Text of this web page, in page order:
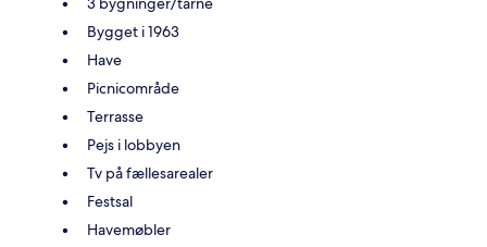
Bygget i 1963
Have
Picnicområde
Terrasse
Pejs i lobbyen
Tv på fællesarealer
Festsal
Havemøbler